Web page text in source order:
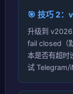
🎯 技巧 2
升级到
fail closed（
本是否有超时
试 Telegram/